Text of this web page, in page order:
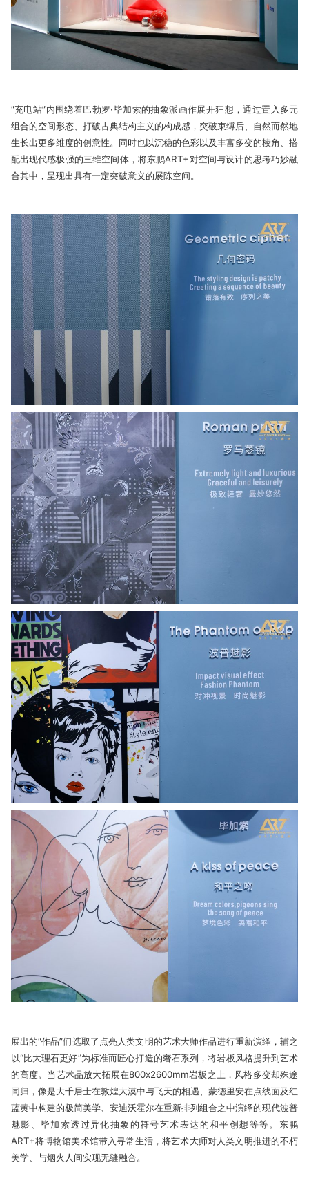
“充电站”内围绕着巴勃罗·毕加索的抽象派画作展开狂想，通过置入多元
组合的空间形态、打破古典结构主义的构成感，突破束缚后、自然而然地
生长出更多维度的创意性。同时也以沉稳的色彩以及丰富多变的棱角、搭
配出现代感极强的三维空间体，将东鹏ART+对空间与设计的思考巧妙融
合其中，呈现出具有一定突破意义的展陈空间。
展出的“作品”们选取了点亮人类文明的艺术大师作品进行重新演绎，辅之
以“比大理石更好”为标准而匠心打造的奢石系列，将岩板风格提升到艺术
的高度。当艺术品放大拓展在800x2600mm岩板之上，风格多变却殊途
同归，像是大千居士在敦煌大漠中与飞天的相遇、蒙德里安在点线面及红
蓝黄中构建的极简美学、安迪沃霍尔在重新排列组合之中演绎的现代波普
魅影、毕加索透过异化抽象的符号艺术表达的和平创想等等。东鹏
ART+将博物馆美术馆带入寻常生活，将艺术大师对人类文明推进的不朽
美学、与烟火人间实现无缝融合。